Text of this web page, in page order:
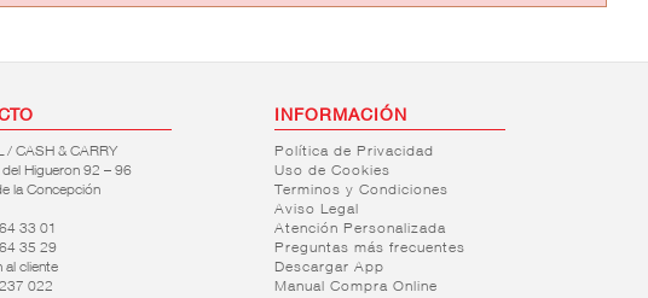
/ CASH & CARRY
Higueron 92 – 96
la Concepción
33 01
35 29
al cliente
022
INFORMACIÓN
Política de Privacidad
Uso de Cookies
Terminos y Condiciones
Aviso Legal
Atención Personalizada
Preguntas más frecuentes
Descargar App
Manual Compra Online